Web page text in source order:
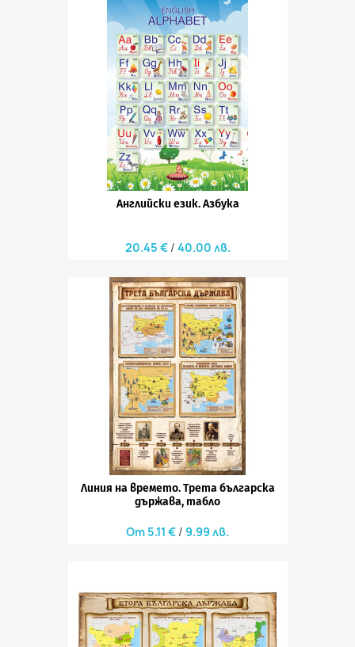
Английски език. Азбука
20.45 € 40.00 лв.
Линия на времето. Трета българска
държава, табло
5.11 € 9.99 лв.